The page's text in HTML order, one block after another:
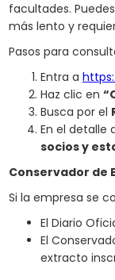
facultades.
más lento y
Pasos para
Entra a
Haz clic en
Busca por el
En el detalle
socios y
Conservador de
Si la empresa se
El Diario
El
extracto